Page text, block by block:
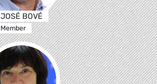
JOSÉ BOVÉ
Member